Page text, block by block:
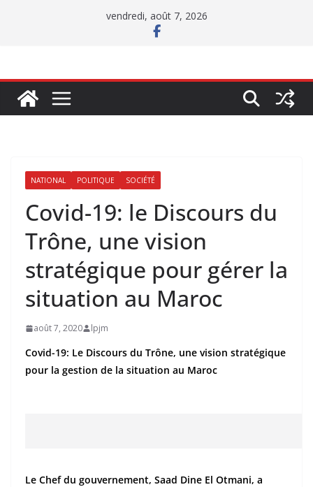
vendredi, août 7, 2026
NATIONAL POLITIQUE SOCIÉTÉ
Covid-19: le Discours du
Trône, une vision
stratégique pour gérer la
situation au Maroc
août 7, 2020 lpjm
Covid-19: Le Discours du Trône, une vision stratégique
pour la gestion de la situation au Maroc
Le Chef du gouvernement, Saad Dine El Otmani, a